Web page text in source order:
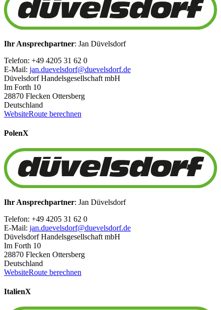
Ihr Ansprechpartner: Jan Düvelsdorf
Telefon: +49 4205 31 62 0
E-Mail: jan.duevelsdorf@duevelsdorf.de
Düvelsdorf Handelsgesellschaft mbH
Im Forth 10
28870 Flecken Ottersberg
Deutschland
WebsiteRoute berechnen
PolenX
Ihr Ansprechpartner: Jan Düvelsdorf
Telefon: +49 4205 31 62 0
E-Mail: jan.duevelsdorf@duevelsdorf.de
Düvelsdorf Handelsgesellschaft mbH
Im Forth 10
28870 Flecken Ottersberg
Deutschland
WebsiteRoute berechnen
ItalienX